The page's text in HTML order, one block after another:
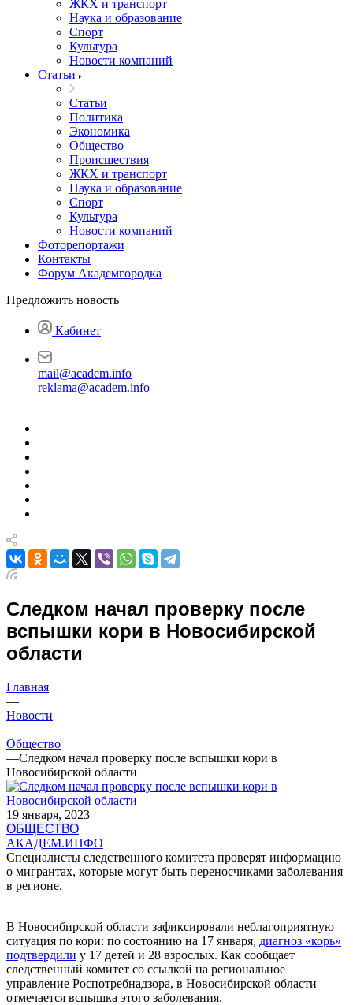
ЖКХ и транспорт
Наука и образование
Спорт
Культура
Новости компаний
Статьи
Статьи
Политика
Экономика
Общество
Происшествия
ЖКХ и транспорт
Наука и образование
Спорт
Культура
Новости компаний
Фоторепортажи
Контакты
Форум Академгородка
Предложить новость
Кабинет
mail@academ.info
reklama@academ.info
Следком начал проверку после
вспышки кори в Новосибирской
области
Главная
—
Новости
—
Общество
—Следком начал проверку после вспышки кори в
Новосибирской области
19 января, 2023
ОБЩЕСТВО
АКАДЕМ.ИНФО
Специалисты следственного комитета проверят информацию
о мигрантах, которые могут быть переносчиками заболевания
в регионе.
В Новосибирской области зафиксировали неблагоприятную
ситуация по кори: по состоянию на 17 января, диагноз «корь»
подтвердили у 17 детей и 28 взрослых. Как сообщает
следственный комитет со ссылкой на региональное
управление Роспотребнадзора, в Новосибирской области
отмечается вспышка этого заболевания.